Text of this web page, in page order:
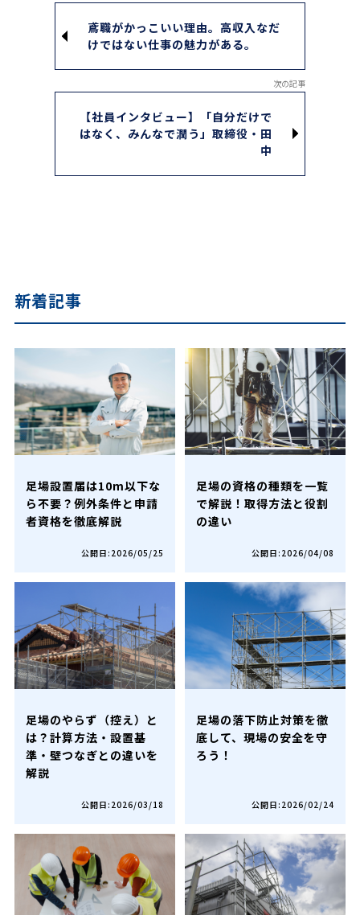
鳶職がかっこいい理由。高収入なだ
けではない仕事の魅力がある。
【社員インタビュー】「自分だけで
はなく、みんなで潤う」取締役・田
中
新着記事
足場設置届は10m以下な
ら不要？例外条件と申請
者資格を徹底解説
公開日:2026/05/25
足場の資格の種類を一覧
で解説！取得方法と役割
の違い
公開日:2026/04/08
足場のやらず（控え）と
は？計算方法・設置基
準・壁つなぎとの違いを
解説
公開日:2026/03/18
足場の落下防止対策を徹
底して、現場の安全を守
ろう！
公開日:2026/02/24